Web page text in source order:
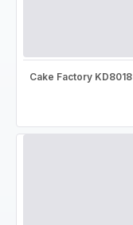
Cake Factory KD8018